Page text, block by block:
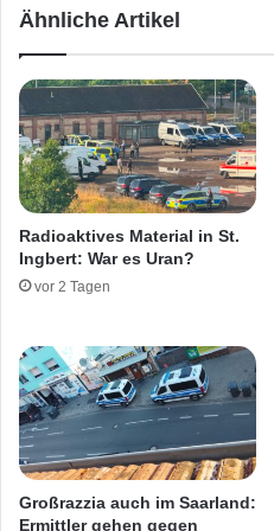
o
z
e
i
b
e
m
e
e
r
l
e
t
z
t
f
i
s
c
h
e
T
t
e
s
t
g
e
n
o
m
Ähnliche Artikel
Radioaktives Material in St.
Ingbert: War es Uran?
vor 2 Tagen
Großrazzia auch im Saarland:
Ermittler gehen gegen